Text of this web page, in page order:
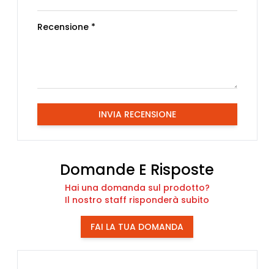
Recensione *
INVIA RECENSIONE
Domande E Risposte
Hai una domanda sul prodotto?
Il nostro staff risponderà subito
FAI LA TUA DOMANDA